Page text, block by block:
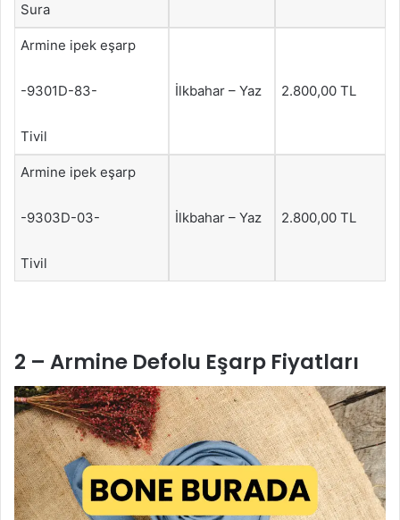
Sura
Armine ipek eşarp
-9301D-83-
Tivil
İlkbahar – Yaz 2.800,00 TL
Armine ipek eşarp
-9303D-03-
Tivil
İlkbahar – Yaz 2.800,00 TL
2 – Armine Defolu Eşarp Fiyatları